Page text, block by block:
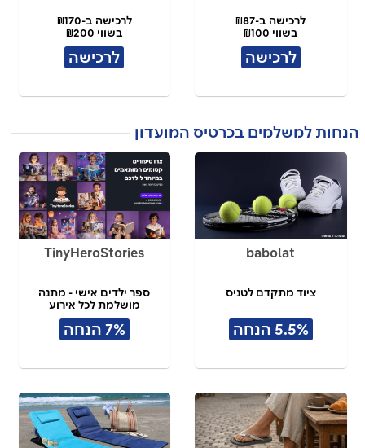
לרכישה ב-₪87
בשווי ₪100
לרכישה
לרכישה ב-₪170
בשווי ₪200
לרכישה
הנחות למשלמים בכרטיס המועדון
babolat
ציוד מתקדם לטניס
5.5% הנחה
TinyHeroStories
ספר ילדים אישי - מתנה
מושלמת לכל אירוע
7% הנחה